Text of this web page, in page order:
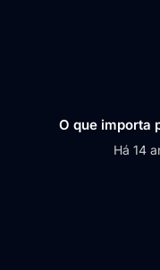
O que importa
Há 14